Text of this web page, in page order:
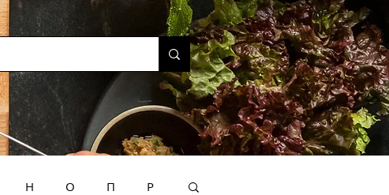
Н О П Р